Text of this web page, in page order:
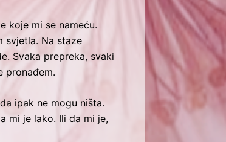
koje mi se nameću.
svjetla. Na staze
Svaka prepreka, svaki
pronađem.
ipak ne mogu ništa.
mi je lako. Ili da mi je,